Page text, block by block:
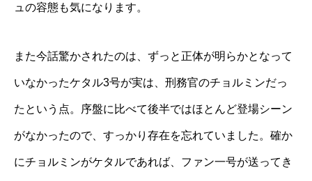
ュの容態も気になります。
また今話驚かされたのは、ずっと正体が明らかとなって
いなかったケタル3号が実は、刑務官のチョルミンだっ
たという点。序盤に比べて後半ではほとんど登場シーン
がなかったので、すっかり存在を忘れていました。確か
にチョルミンがケタルであれば、ファン一号が送ってき